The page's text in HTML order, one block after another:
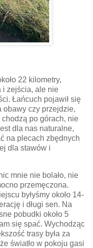
22 kilometry,
i zejścia, ale nie
Łańcuch pojawił się
obawy czy przejdzie,
po górach, nie
dla nas naturalne,
na plecach zbędnych
dla stawów i
mnie nie bolało, nie
przemęczona.
byłyśmy około 14-
i długi sen. Na
pobudki około 5
się spać. Wychodząc
trasy była za
światło w pokoju gasi